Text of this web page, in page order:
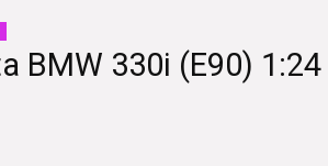
BMW 330i (E90)